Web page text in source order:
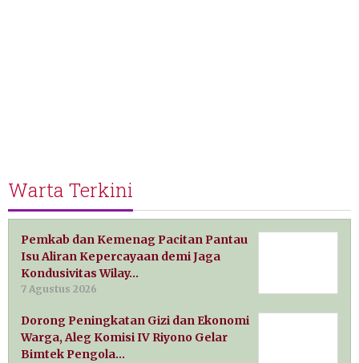
Warta Terkini
Pemkab dan Kemenag Pacitan Pantau
Isu Aliran Kepercayaan demi Jaga
Kondusivitas Wilay…
7 Agustus 2026
Dorong Peningkatan Gizi dan Ekonomi
Warga, Aleg Komisi IV Riyono Gelar
Bimtek Pengola…